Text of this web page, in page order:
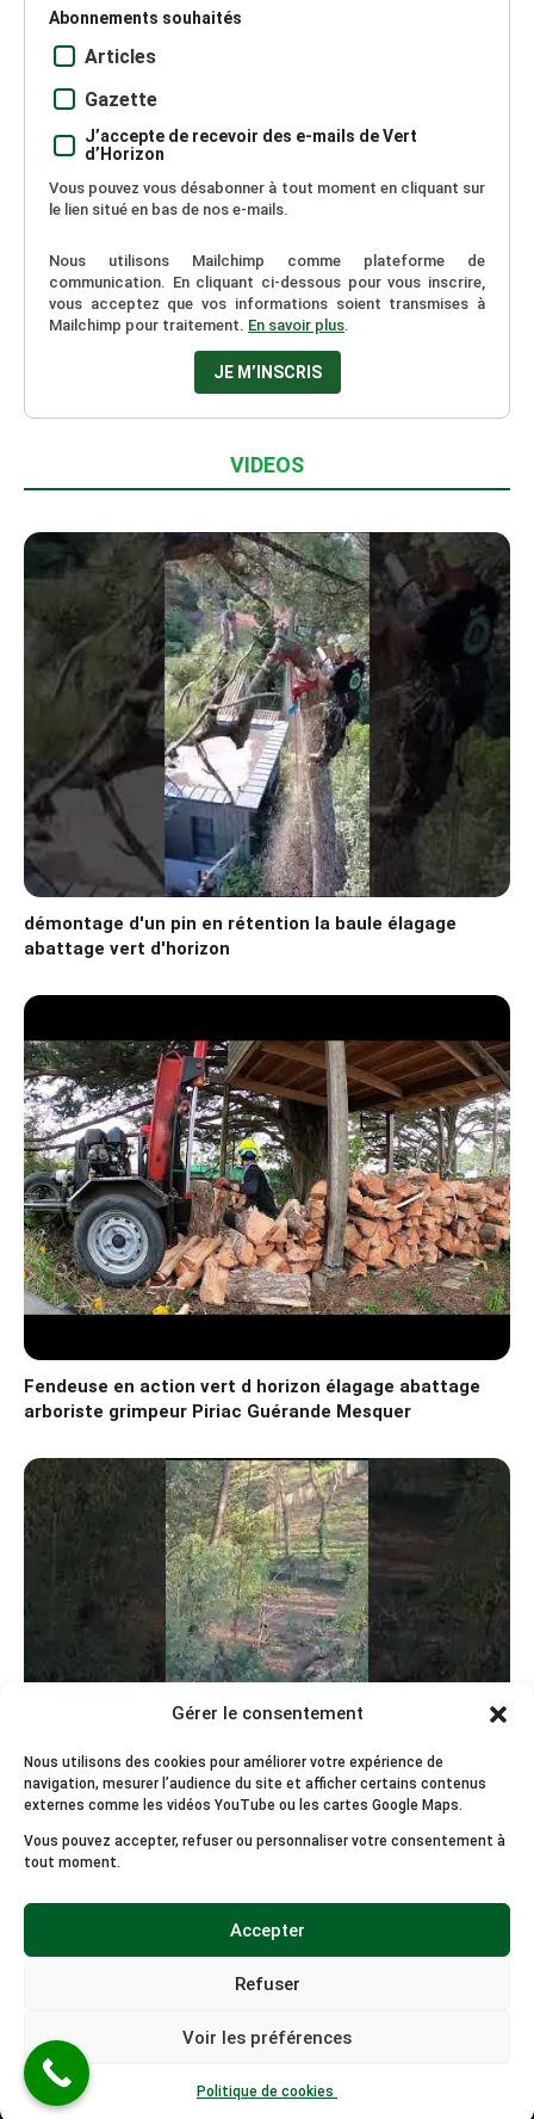
Gérer le consentement
Nous utilisons des cookies pour améliorer votre expérience de
navigation, mesurer l’audience du site et afficher certains contenus
externes comme les vidéos YouTube ou les cartes Google Maps.
Vous pouvez accepter, refuser ou personnaliser votre consentement à
tout moment.
Accepter
Refuser
Voir les préférences
Politique de cookies
Abonnements souhaités
Articles
Gazette
J’accepte de recevoir des e-mails de Vert
d’Horizon
Vous pouvez vous désabonner à tout moment en cliquant sur
le lien situé en bas de nos e-mails.
Nous utilisons Mailchimp comme plateforme de
communication. En cliquant ci-dessous pour vous inscrire,
vous acceptez que vos informations soient transmises à
Mailchimp pour traitement. En savoir plus.
VIDEOS
démontage d'un pin en rétention la baule élagage
abattage vert d'horizon
Fendeuse en action vert d horizon élagage abattage
arboriste grimpeur Piriac Guérande Mesquer
Branchages remontés par poulie
Mentions légales
confidentialité